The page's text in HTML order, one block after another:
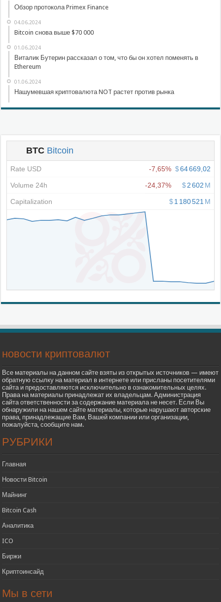
Обзор протокола Primex Finance
04.06.2024
Bitcoin снова выше $70 000
01.06.2024
Виталик Бутерин рассказал о том, что бы он хотел поменять в
Ethereum
01.06.2024
Нашумевшая криптовалюта NOT растет против рынка
новости криптовалют
Все материалы на данном сайте взяты из открытых источников — имеют
обратную ссылку на материал в интернете или присланы посетителями
сайта и предоставляются исключительно в ознакомительных целях.
Права на материалы принадлежат их владельцам. Администрация
сайта ответственности за содержание материала не несет. Если Вы
обнаружили на нашем сайте материалы, которые нарушают авторские
права, принадлежащие Вам, Вашей компании или организации,
пожалуйста, сообщите нам.
РУБРИКИ
Главная
Новости Bitcoin
Майнинг
Bitcoin Cash
Аналитика
ICO
Биржи
Криптоинсайд
Мы в сети